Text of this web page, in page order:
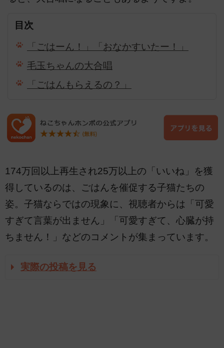
目次
「ごはーん！」「おなかすいたー！」
毛玉ちゃんの大合唱
「ごはんもらえるの？」
174万回以上再生され25万以上の「いいね」を獲
得しているのは、ごはんを催促する子猫たちの
姿。子猫ならではの現象に、視聴者からは「可愛
すぎて言葉が出ません」「可愛すぎて、心臓が持
ちません！」などのコメントが集まっています。
実際の投稿を見る